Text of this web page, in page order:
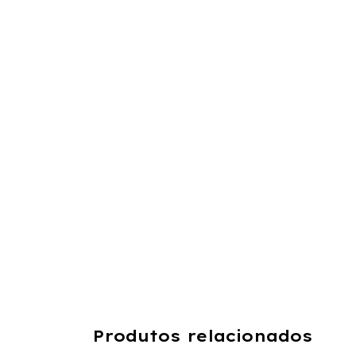
Produtos relacionados